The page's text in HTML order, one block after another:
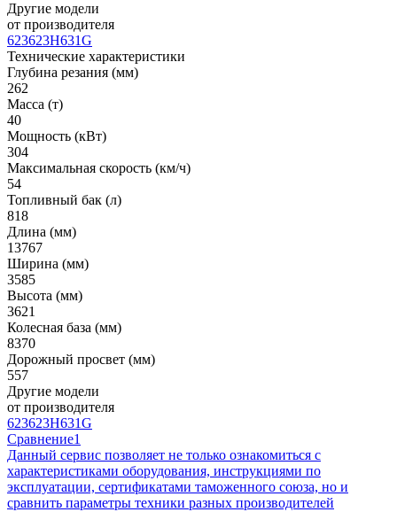
Другие модели
от производителя
623623H631G
Технические характеристики
Глубина резания (мм)
262
Масса (т)
40
Мощность (кВт)
304
Максимальная скорость (км/ч)
54
Топливный бак (л)
818
Длина (мм)
13767
Ширина (мм)
3585
Высота (мм)
3621
Колесная база (мм)
8370
Дорожный просвет (мм)
557
Другие модели
от производителя
623623H631G
Сравнение1
Данный сервис позволяет не только ознакомиться с
характеристиками оборудования, инструкциями по
эксплуатации, сертификатами таможенного союза, но и
сравнить параметры техники разных производителей